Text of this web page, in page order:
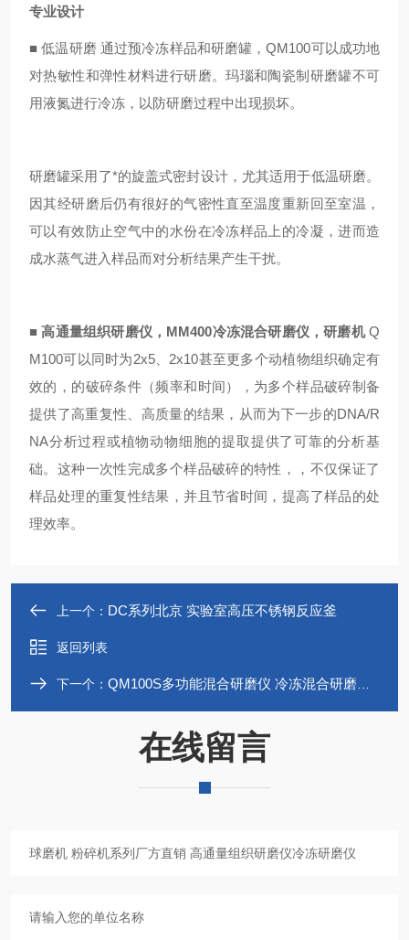
专业设计
■低温研磨 通过预冷冻样品和研磨罐，QM100可以成功地
对热敏性和弹性材料进行研磨。玛瑙和陶瓷制研磨罐不可
用液氮进行冷冻，以防研磨过程中出现损坏。
研磨罐采用了*的旋盖式密封设计，尤其适用于低温研磨。
因其经研磨后仍有很好的气密性直至温度重新回至室温，
可以有效防止空气中的水份在冷冻样品上的冷凝，进而造
成水蒸气进入样品而对分析结果产生干扰。
■高通量组织研磨仪，MM400冷冻混合研磨仪，研磨机Q
M100可以同时为2x5、2x10甚至更多个动植物组织确定有
效的，的破碎条件（频率和时间），为多个样品破碎制备
提供了高重复性、高质量的结果，从而为下一步的DNA/R
NA分析过程或植物动物细胞的提取提供了可靠的分析基
础。这种一次性完成多个样品破碎的特性，，不仅保证了
样品处理的重复性结果，并且节省时间，提高了样品的处
理效率。
上一个： DC系列北京 实验室高压不锈钢反应釜
返回列表
下一个： QM100S多功能混合研磨仪 冷冻混合研磨仪QM100S系列
在线留言